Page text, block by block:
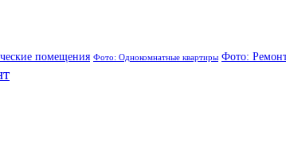
помещения Фото: Однокомнатные квартиры Фото: